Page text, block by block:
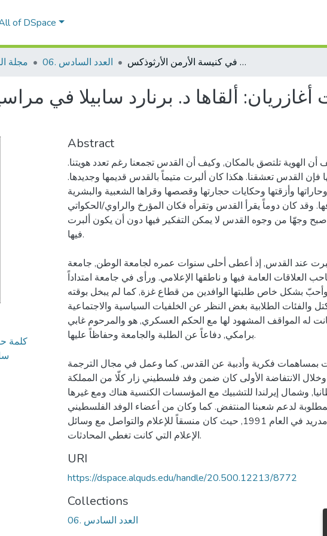
of DSpace
مجلة 06. العدد السادس كلمة حق لذكري ألبرت أغازريان: ألقاها د. برنارد سابيلا في مراسيم الجنازة في كنيسة الأرمن الأرثوذكس...
ألقاها د. برنارد سابيلا في
كلمة
Abstract
أن الهوية تلتصق بالمكان, وكيف أن القدس تجمعنا رغم تعدد هويتنا.
فإن القدس تعشقنا. هكذا كان ألبرت متيماً بالقدس قديمها وجديدها.
وأزقتها وحكايات حجارتها وقصصها وقراها الشعبية والبشرية
وقد كان دوماً يقرأ القدس وتقرأه فكان المؤرخ والراوي/الحكواتي
وجهّا من وجوه القدس لا يمكن التفكير فيها دون أن يكون ألبرت
فيها.
عند القدس, إذ أعطى أحلى سنوات عمره لجامعة الوطن, جامعة
العلاقات العامة فيها و ناطقها الإعلامي. ورأى في جامعة امتداداً
بشكل خاص طلبتها الوافدين من قطاع غزة, كما لم يبخل بوقته
والفئات الطلابية بغض النظر عن الخلفيات السياسية والاجتماعية
له المواقف المشهود لها مع الحكم العسكري, هو والمرحوم غابي
برامكي, دفاعاً عن الطلبة والجامعة وحفاظاً عليها.
بمساهمات فكرية وأدبية عن القدس, كما وعمل في مجال الترجمة
وخلال الانتفاضة الأولى كان ضمن وفد فلسطيني زار كلّا من المملكة
وشمال إيرلندا للتشبيك مع المؤسسات الكنسية هناك ومع غيرها
لدعم شعبنا المنتفض. كما وكان من أعضاء الوفد الفلسطيني
إلى محادثات مدريد في العام 1991, حيث كان منسقاً للإعلام والتواصل مع وسائل
الإعلام التي كانت تغطي المحادثات.
URI
https://dspace.alquds.edu/handle/20.500.12213/8772
Collections
06. العدد السادس